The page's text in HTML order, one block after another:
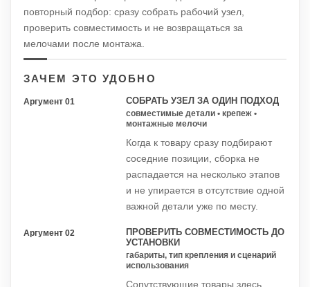
повторный подбор: сразу собрать рабочий узел,
проверить совместимость и не возвращаться за
мелочами после монтажа.
ЗАЧЕМ ЭТО УДОБНО
Аргумент 01 СОБРАТЬ УЗЕЛ ЗА ОДИН ПОДХОД
совместимые детали • крепеж •
монтажные мелочи
Когда к товару сразу подбирают
соседние позиции, сборка не
распадается на несколько этапов
и не упирается в отсутствие одной
важной детали уже по месту.
Аргумент 02
ПРОВЕРИТЬ СОВМЕСТИМОСТЬ ДО
УСТАНОВКИ
габариты, тип крепления и сценарий
использования
Сопутствующие товары здесь